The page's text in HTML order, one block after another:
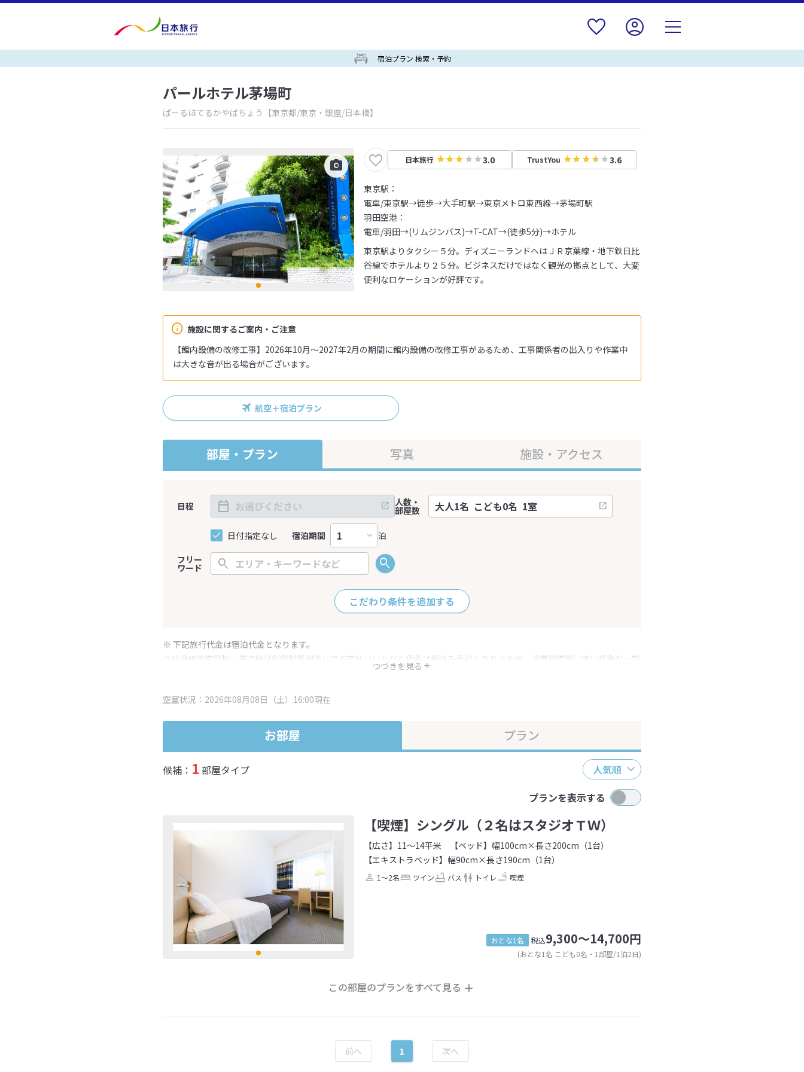
宿泊プラン 検索・予約
パールホテル茅場町
ぱーるほてるかやばちょう 【東京都/東京・銀座/日本橋】
日本旅行 3.0 TrustYou 3.6
東京駅：
電車/東京駅→徒歩→大手町駅→東京メトロ東西線→茅場町駅
羽田空港：
電車/羽田→(リムジンバス)→T-CAT→(徒歩5分)→ホテル
施設に関するご案内・ご注意
【館内設備の改修工事】2026年10月～2027年2月の期間に館内設備の改修工事があるため、工事関係者の出入りや作業中
は大きな音が出る場合がございます。
東京駅よりタクシー５分。ディズニーランドへはＪＲ京葉線・地下鉄日比
谷線でホテルより２５分。ビジネスだけではなく観光の拠点として、大変
便利なロケーションが好評です。
航空＋宿泊プラン
部屋・プラン 写真 施設・アクセス
日程
日付指定なし 宿泊期間 泊
人数・
部屋数
フリー
ワード
こだわり条件を追加する
つづきを見る
※ 下記旅行代金は宿泊代金となります。
※幼児施設使用料、貸切風呂利用料等現地にてお支払いいただく代金は税込み表記となりますが、消費税増税に伴い代金が一部
空室状況：2026年08月08日（土）16:00現在
お部屋 プラン
候補： 1 部屋タイプ
人気順
プランを表示する
【喫煙】シングル（２名はスタジオＴＷ）
【広さ】11～14平米
【ベッド】幅100cm×長さ200cm（1台）
【エキストラベッド】幅90cm×長さ190cm（1台）
1～2名 ツイン バス トイレ 喫煙
おとな1名 税込9,300～14,700円
(おとな1名 こども0名・1部屋/1泊2日)
この部屋のプランをすべて見る
1